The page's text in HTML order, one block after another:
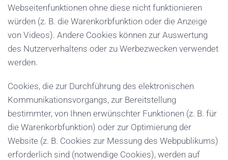
Webseitenfunktionen ohne diese nicht funktionieren
würden (z. B. die Warenkorbfunktion oder die Anzeige
von Videos). Andere Cookies können zur Auswertung
des Nutzerverhaltens oder zu Werbezwecken verwendet
werden.
Cookies, die zur Durchführung des elektronischen
Kommunikationsvorgangs, zur Bereitstellung
bestimmter, von Ihnen erwünschter Funktionen (z. B. für
die Warenkorbfunktion) oder zur Optimierung der
Website (z. B. Cookies zur Messung des Webpublikums)
erforderlich sind (notwendige Cookies), werden auf